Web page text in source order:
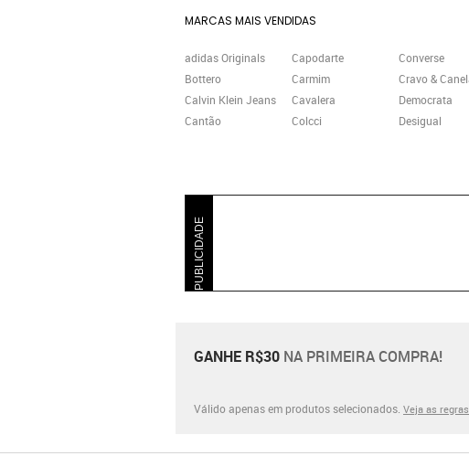
MARCAS MAIS VENDIDAS
adidas Originals
Bottero
Calvin Klein Jeans
Cantão
Capodarte
Carmim
Cavalera
Colcci
Converse
Cravo &
Democrata
Desigual
PUBLICIDADE
GANHE R$30 NA PRIMEIRA COMPRA!
Válido apenas em produtos selecionados. Veja as